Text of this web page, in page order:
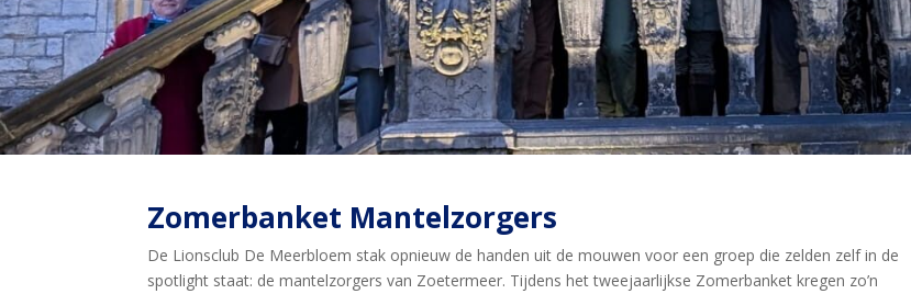
Zomerbanket Mantelzorgers
De Lionsclub De Meerbloem stak opnieuw de handen uit de mouwen voor een groep die zelden zelf in de
spotlight staat: de mantelzorgers van Zoetermeer. Tijdens het tweejaarlijkse Zomerbanket kregen zo’n